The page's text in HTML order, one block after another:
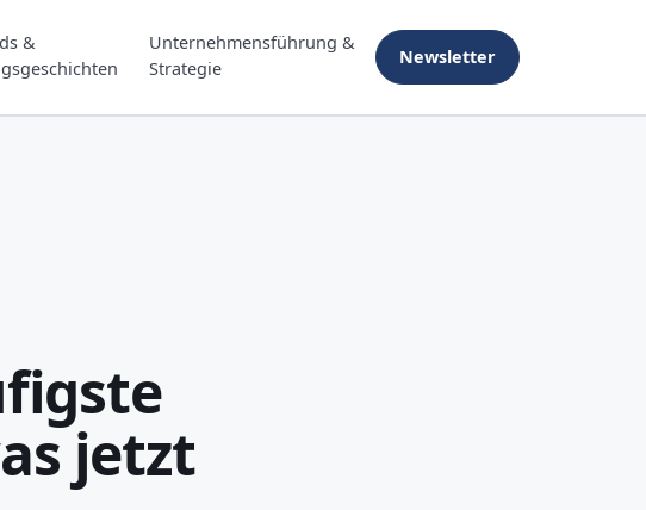
&
Unternehmensführung &
Strategie
Newsletter
jetzt